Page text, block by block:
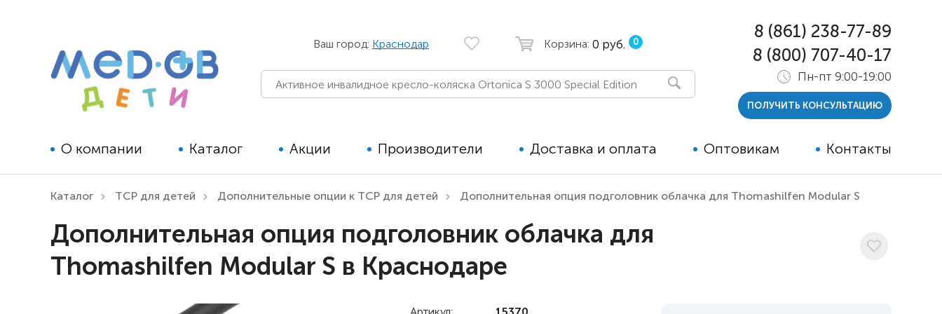
Ваш город: Краснодар Корзина: 0 руб. 0
О компании Каталог
реабилитации для детей
Технические средства
Коляски для детей с ДЦП
Коляски для детей активного
типа
Детские вертикализаторы
Тренажёры
Акции Производители Доставка и оплата Оптовикам Контакты
8 (861) 238-77-89
8 (800) 707-40-17
Пн-пт 9:00-19:00
ПОЛУЧИТЬ КОНСУЛЬТАЦИЮ
Каталог ТСР для детей Дополнительные опции к ТСР для детей Дополнительная опция подголовник облачка для Thomashilfen Modular S
Дополнительная опция подголовник облачка для
Thomashilfen Modular S в Краснодаре